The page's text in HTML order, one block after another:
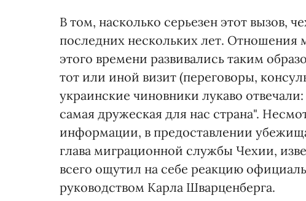
В том, насколько серьезен этот вызов,
последних нескольких лет.
этого времени развивались таким
тот или иной визит (переговоры,
украинские чиновники лукаво
самая дружеская для нас страна".
информации, в предоставлении
глава миграционной службы Чехии,
всего ощутил на себе реакцию
руководством Карла Шварценберга.